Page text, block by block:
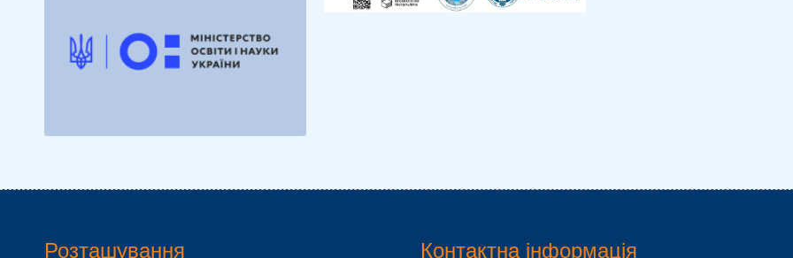
Розташування Контактна інформація